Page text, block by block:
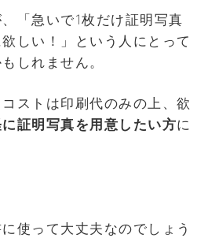
「急いで1枚だけ証明写真
しい！」という人にとって
しれません。
ストは印刷代のみの上、欲
証明写真を用意したい方に
使って大丈夫なのでしょう